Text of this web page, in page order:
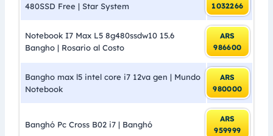
480SSD Free | Star System
1032266
Notebook I7 Max L5 8g480ssdw10 15.6
Bangho | Rosario al Costo
ARS
986600
Bangho max l5 intel core i7 12va gen | Mundo
Notebook
ARS
980000
Banghó Pc Cross B02 i7 | Banghó
ARS
959999